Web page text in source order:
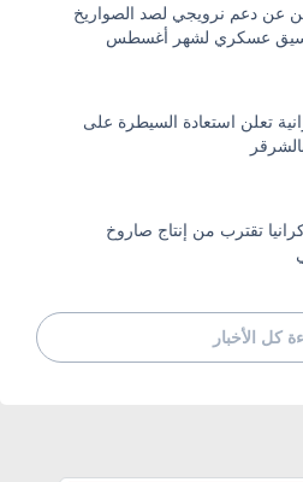
عن دعم نرويجي لصد الصواريخ
عسكري لشهر أغسطس
تعلن استعادة السيطرة على
تقترب من إنتاج صاروخ
كل الأخبار